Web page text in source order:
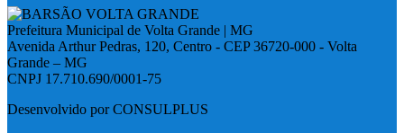
Prefeitura Municipal de Volta Grande | MG
Avenida Arthur Pedras, 120, Centro - CEP 36720-000 - Volta
Grande – MG
CNPJ 17.710.690/0001-75
Desenvolvido por CONSULPLUS